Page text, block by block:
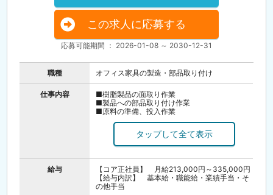
この求人に応募する
応募可能期間 ： 2026-01-08 ～ 2030-12-31
職種 オフィス家具の製造・部品取り付け
仕事内容
■樹脂製品の面取り作業
■製品への部品取り付け作業
■原料の準備、投入作業
【こんな方歓迎！】
■転勤なしで働きたい方
■腰を据えて長く働きたい方
■安定したサイクルで仕事もプライベートも大
給与
【コア正社員】 月給213,000円～335,000円
【給与内訳】 基本給・職能給・業績手当・そ
の他手当